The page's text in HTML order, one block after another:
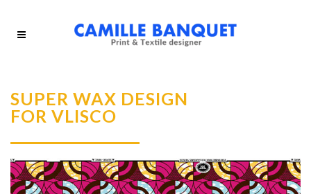
SUPER WAX DESIGN
FOR VLISCO